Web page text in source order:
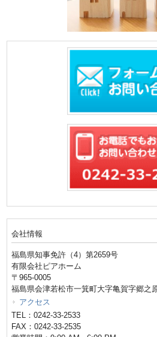
会社情報
福島県知事免許（4）第2659号
有限会社ピアホーム
〒965-0005
福島県会津若松市一箕町大字亀賀字郷之
アクセス
TEL：0242-33-2533
FAX：0242-33-2535